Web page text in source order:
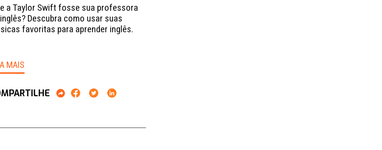
a Taylor Swift fosse sua professora
Descubra como usar suas
favoritas para aprender inglês.
MAIS